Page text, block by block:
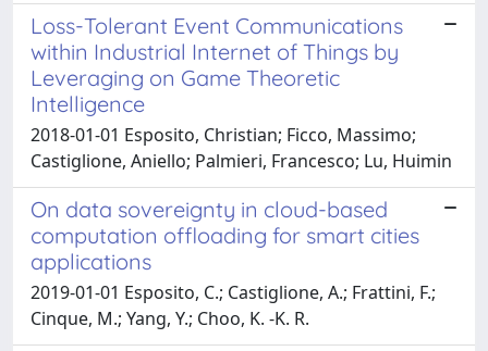
Loss-Tolerant Event Communications
within Industrial Internet of Things by
Leveraging on Game Theoretic
Intelligence
2018-01-01 Esposito, Christian; Ficco, Massimo;
Castiglione, Aniello; Palmieri, Francesco; Lu, Huimin
On data sovereignty in cloud-based
computation offloading for smart cities
applications
2019-01-01 Esposito, C.; Castiglione, A.; Frattini, F.;
Cinque, M.; Yang, Y.; Choo, K. -K. R.